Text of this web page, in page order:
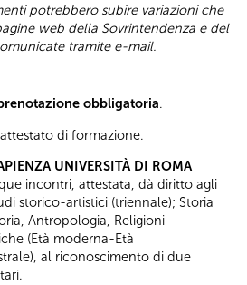
potrebbero subire variazioni che
web della Sovrintendenza e del
tramite e-mail.
obbligatoria.
di formazione.
UNIVERSITÀ DI ROMA
incontri, attestata, dà diritto agli
storico-artistici (triennale); Storia
Antropologia, Religioni
(Età moderna-Età
al riconoscimento di due